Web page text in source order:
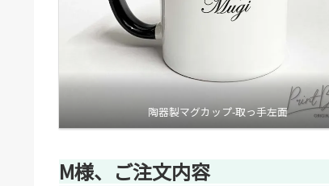
陶器製マグカップ-取っ手左面
M様、ご注文内容